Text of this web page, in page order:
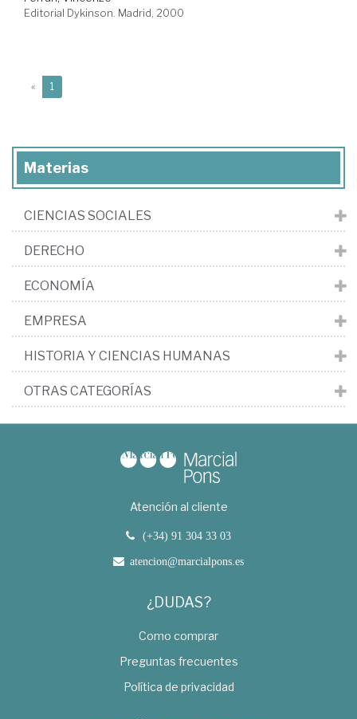
Editorial Dykinson. Madrid, 2000
« 1
Materias
CIENCIAS SOCIALES
DERECHO
ECONOMÍA
EMPRESA
HISTORIA Y CIENCIAS HUMANAS
OTRAS CATEGORÍAS
Atención al cliente
(+34) 91 304 33 03
atencion@marcialpons.es
¿DUDAS?
Como comprar
Preguntas frecuentes
Política de privacidad